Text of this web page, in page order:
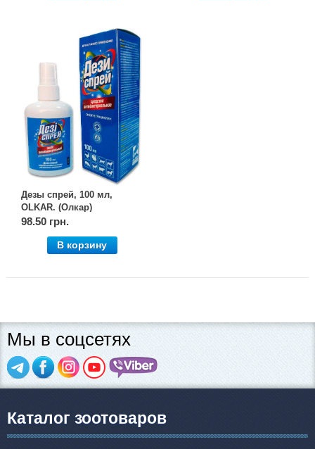
Дезы спрей, 100 мл,
OLKAR. (Олкар)
98.50 грн.
В корзину
Мы в соцсетях
Каталог зоотоваров